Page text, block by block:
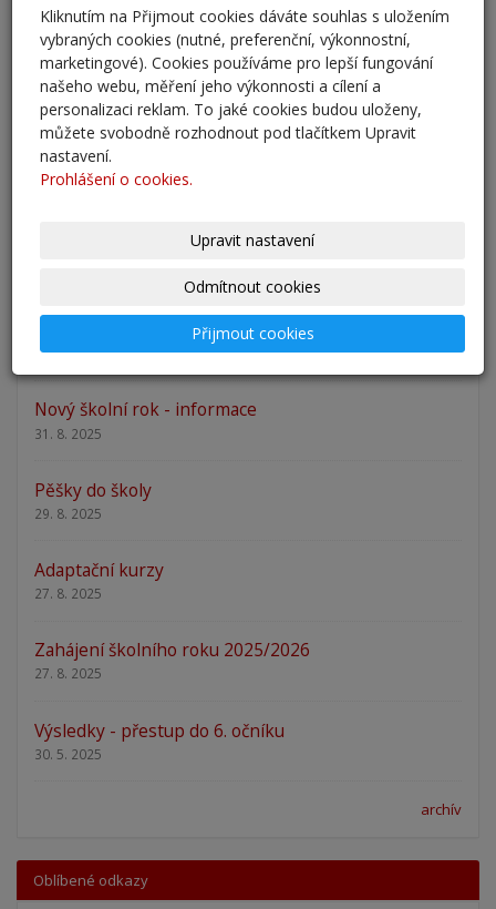
5. 6. 2026
Přestup žáků do 6. ročníku na naši školu pro školní
rok 2026/202
25. 5. 2026
Odlišná organizace školního roku 2025/2026
Zápis 2026 - výsledky
14. 1. 2026
Nový školní rok - informace
31. 8. 2025
Pěšky do školy
29. 8. 2025
Adaptační kurzy
27. 8. 2025
Zahájení školního roku 2025/2026
27. 8. 2025
Výsledky - přestup do 6. očníku
30. 5. 2025
archív
Oblíbené odkazy
Kliknutím na Přijmout cookies dáváte souhlas s uložením
vybraných cookies (nutné, preferenční, výkonnostní,
marketingové). Cookies používáme pro lepší fungování
našeho webu, měření jeho výkonnosti a cílení a
personalizaci reklam. To jaké cookies budou uloženy,
můžete svobodně rozhodnout pod tlačítkem Upravit
nastavení.
Prohlášení o cookies.
Upravit nastavení
Odmítnout cookies
Přijmout cookies